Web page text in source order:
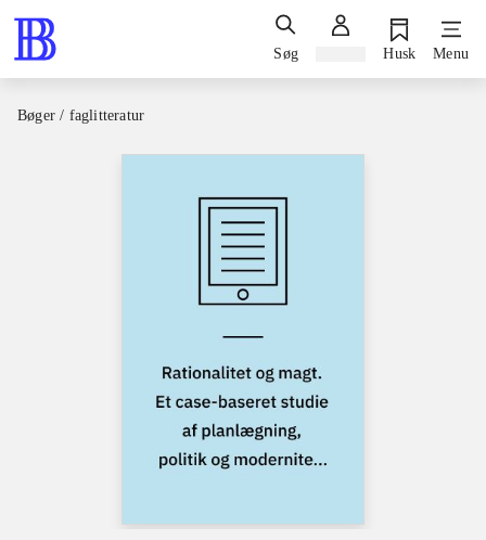
Søg Husk Menu
Bøger / faglitteratur